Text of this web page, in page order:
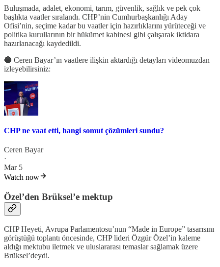
Buluşmada, adalet, ekonomi, tarım, güvenlik, sağlık ve pek çok
başlıkta vaatler sıralandı. CHP’nin Cumhurbaşkanlığı Aday
Ofisi’nin, seçime kadar bu vaatler için hazırlıklarını yürüteceği ve
politika kurullarının bir hükümet kabinesi gibi çalışarak iktidara
hazırlanacağı kaydedildi.
🔵 Ceren Bayar’ın vaatlere ilişkin aktardığı detayları videomuzdan
izleyebilirsiniz:
CHP ne vaat etti, hangi somut çözümleri sundu?
Ceren Bayar
·
Mar 5
Watch now
Özel’den Brüksel’e mektup
CHP Heyeti, Avrupa Parlamentosu’nun “Made in Europe” tasarısını
görüştüğü toplantı öncesinde, CHP lideri Özgür Özel’in kaleme
aldığı mektubu iletmek ve uluslararası temaslar sağlamak üzere
Brüksel’deydi.